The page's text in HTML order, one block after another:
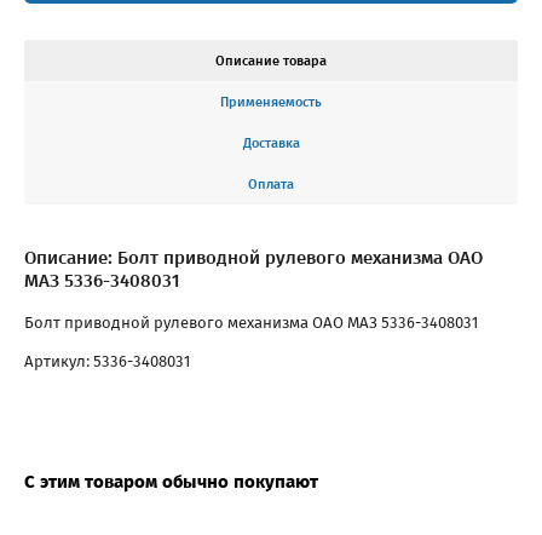
Описание товара
Применяемость
Доставка
Оплата
Описание: Болт приводной рулевого механизма ОАО
МАЗ 5336-3408031
Болт приводной рулевого механизма ОАО МАЗ 5336-3408031
Артикул: 5336-3408031
С этим товаром обычно покупают